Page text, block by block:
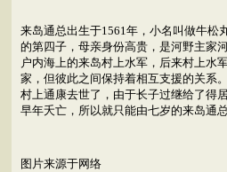
来岛通总出生于1561年，小名叫做牛松
的第四子，母亲身份高贵，是河野主家
户内海上的来岛村上水军，后来村上水
家，但彼此之间保持着相互支援的关系
村上通康去世了，由于长子过继给了得
早年夭亡，所以就只能由七岁的来岛通
图片来源于网络